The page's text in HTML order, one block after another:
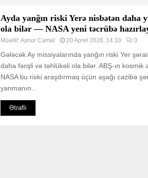
Ayda yanğın riski Yerə nisbətən daha
ola bilər — NASA yeni təcrübə
Müəllif:Aynur Camal 20 Aprel 2026, 14:10 0
Gələcək Ay missiyalarında yanğın riski Yer
daha fərqli və təhlükəli ola bilər. ABŞ-ın kosmik
NASA bu riski araşdırmaq üçün aşağı cazibə
yanmanın...
Ətraflı